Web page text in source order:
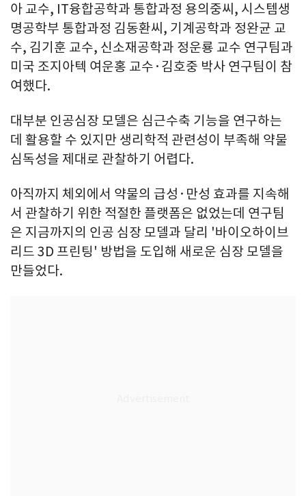
아 교수, IT융합공학과 통합과정 용의중씨, 시스템생
명공학부 통합과정 김동환씨, 기계공학과 정완균 교
수, 김기훈 교수, 신소재공학과 정운룡 교수 연구팀과
미국 조지아텍 여운홍 교수·김호중 박사 연구팀이 참
여했다.
대부분 인공심장 모델은 심근수축 기능을 연구하는
데 활용할 수 있지만 생리학적 관련성이 부족해 약물
심독성을 제대로 관찰하기 어렵다.
아직까지 체외에서 약물의 급성·만성 효과를 지속해
서 관찰하기 위한 적절한 플랫폼은 없었는데 연구팀
은 지금까지의 인공 심장 모델과 달리 '바이오하이브
리드 3D 프린팅' 방법을 도입해 새로운 심장 모델을
만들었다.